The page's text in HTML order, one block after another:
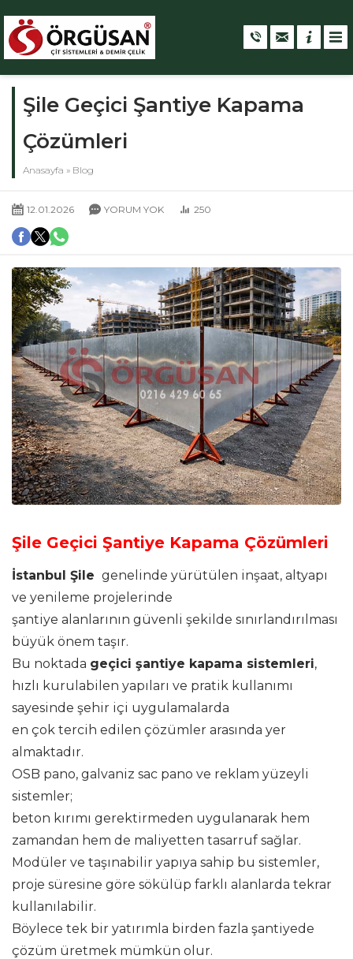
Şile Geçici Şantiye Kapama
Çözümleri
Anasayfa » Blog
12.01.2026 YORUM YOK 250
Şile Geçici Şantiye Kapama Çözümleri
İstanbul Şile genelinde yürütülen inşaat, altyapı
ve yenileme projelerinde
şantiye alanlarının güvenli şekilde sınırlandırılması
büyük önem taşır.
Bu noktada geçici şantiye kapama sistemleri,
hızlı kurulabilen yapıları ve pratik kullanımı
sayesinde şehir içi uygulamalarda
en çok tercih edilen çözümler arasında yer
almaktadır.
OSB pano, galvaniz sac pano ve reklam yüzeyli
sistemler;
beton kırımı gerektirmeden uygulanarak hem
zamandan hem de maliyetten tasarruf sağlar.
Modüler ve taşınabilir yapıya sahip bu sistemler,
proje süresine göre sökülüp farklı alanlarda tekrar
kullanılabilir.
Böylece tek bir yatırımla birden fazla şantiyede
çözüm üretmek mümkün olur.